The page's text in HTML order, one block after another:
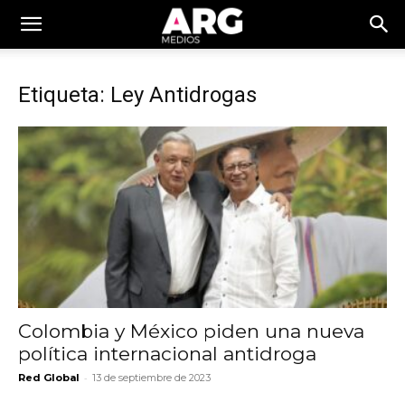
Etiqueta: Ley Antidrogas
Colombia y México piden una nueva
política internacional antidroga
Red Global - 13 de septiembre de 2023